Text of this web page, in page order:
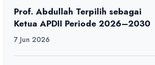
Prof. Abdullah Terpilih sebagai
Ketua APDII Periode 2026–2030
7 Jun 2026